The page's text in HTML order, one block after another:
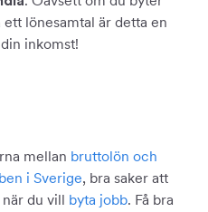
lönesamtal är detta en
inkomst!
mellan bruttolön och
i Sverige, bra saker att
du vill byta jobb. Få bra